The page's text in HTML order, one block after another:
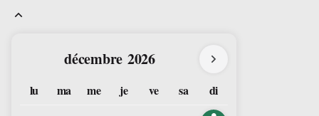
Mois
cours
décembre 2026
lu ma me je ve sa di